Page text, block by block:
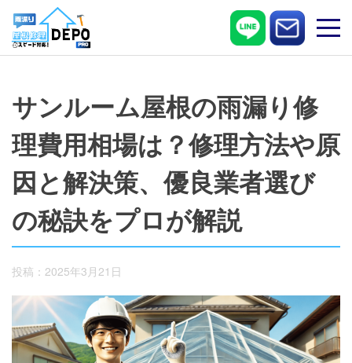
Skip
content
サンルーム屋根の雨漏り修
理費用相場は？修理方法や原
因と解決策、優良業者選び
の秘訣をプロが解説
投稿：2025年3月21日